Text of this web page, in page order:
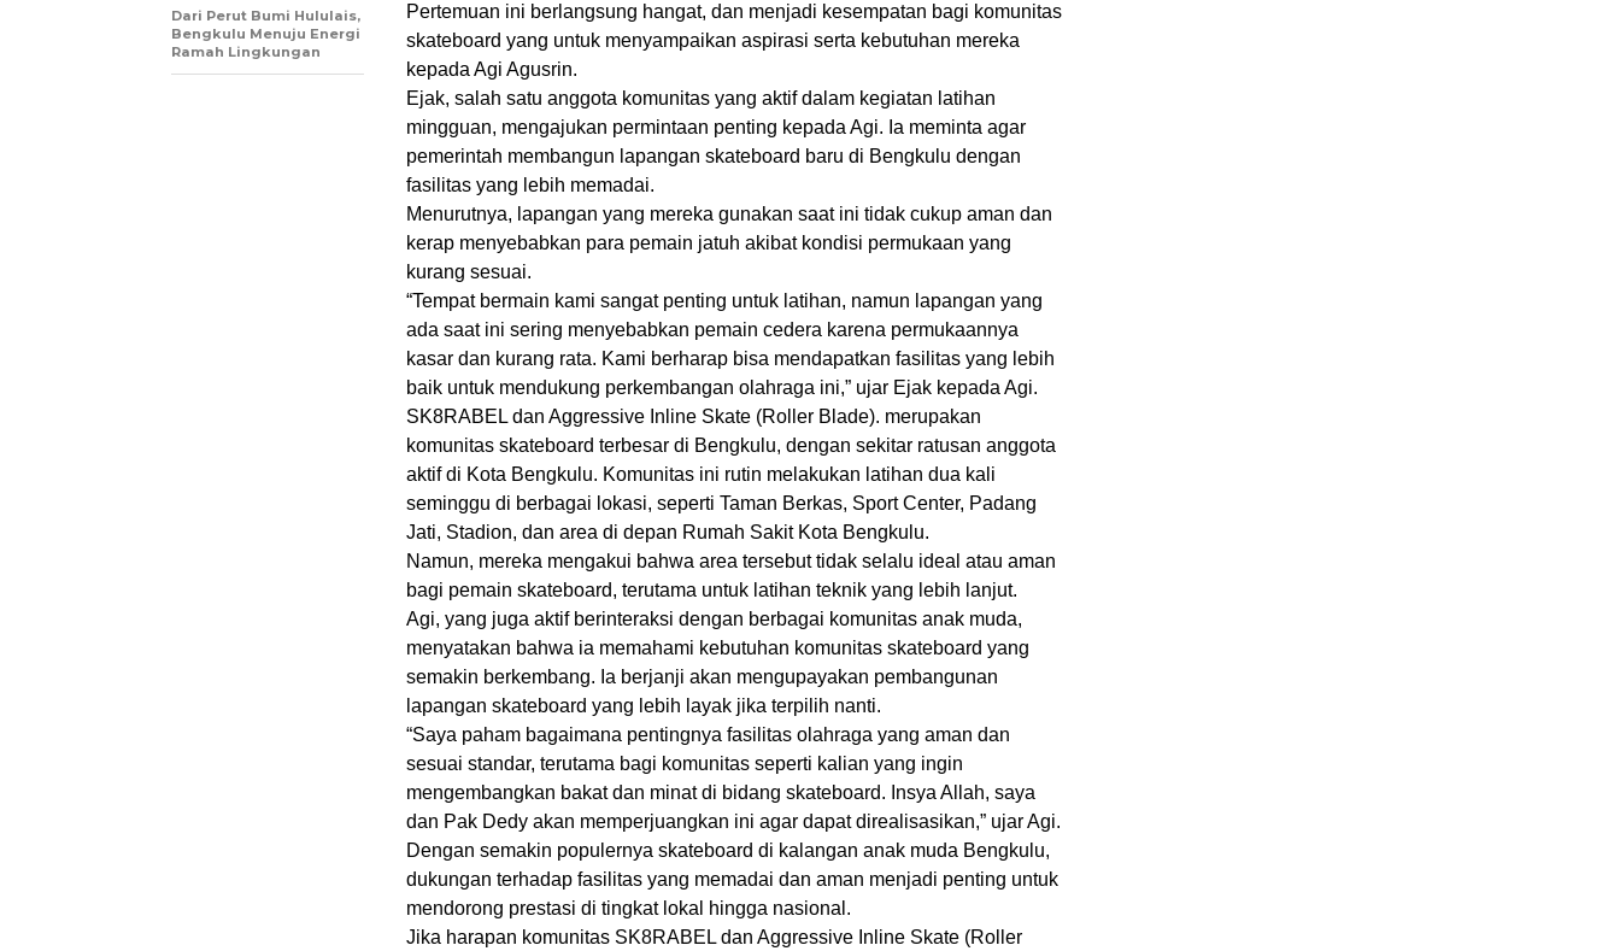
Pertemuan ini berlangsung hangat, dan menjadi kesempatan bagi komunitas
skateboard yang untuk menyampaikan aspirasi serta kebutuhan mereka
kepada Agi Agusrin.
Ejak, salah satu anggota komunitas yang aktif dalam kegiatan latihan
mingguan, mengajukan permintaan penting kepada Agi. Ia meminta agar
pemerintah membangun lapangan skateboard baru di Bengkulu dengan
fasilitas yang lebih memadai.
Menurutnya, lapangan yang mereka gunakan saat ini tidak cukup aman dan
kerap menyebabkan para pemain jatuh akibat kondisi permukaan yang
kurang sesuai.
“Tempat bermain kami sangat penting untuk latihan, namun lapangan yang
ada saat ini sering menyebabkan pemain cedera karena permukaannya
kasar dan kurang rata. Kami berharap bisa mendapatkan fasilitas yang lebih
baik untuk mendukung perkembangan olahraga ini,” ujar Ejak kepada Agi.
SK8RABEL dan Aggressive Inline Skate (Roller Blade). merupakan
komunitas skateboard terbesar di Bengkulu, dengan sekitar ratusan anggota
aktif di Kota Bengkulu. Komunitas ini rutin melakukan latihan dua kali
seminggu di berbagai lokasi, seperti Taman Berkas, Sport Center, Padang
Jati, Stadion, dan area di depan Rumah Sakit Kota Bengkulu.
Namun, mereka mengakui bahwa area tersebut tidak selalu ideal atau aman
bagi pemain skateboard, terutama untuk latihan teknik yang lebih lanjut.
Agi, yang juga aktif berinteraksi dengan berbagai komunitas anak muda,
menyatakan bahwa ia memahami kebutuhan komunitas skateboard yang
semakin berkembang. Ia berjanji akan mengupayakan pembangunan
lapangan skateboard yang lebih layak jika terpilih nanti.
“Saya paham bagaimana pentingnya fasilitas olahraga yang aman dan
sesuai standar, terutama bagi komunitas seperti kalian yang ingin
mengembangkan bakat dan minat di bidang skateboard. Insya Allah, saya
dan Pak Dedy akan memperjuangkan ini agar dapat direalisasikan,” ujar Agi.
Dengan semakin populernya skateboard di kalangan anak muda Bengkulu,
dukungan terhadap fasilitas yang memadai dan aman menjadi penting untuk
mendorong prestasi di tingkat lokal hingga nasional.
Jika harapan komunitas SK8RABEL dan Aggressive Inline Skate (Roller
Dari Perut Bumi Hululais,
Bengkulu Menuju Energi
Ramah Lingkungan